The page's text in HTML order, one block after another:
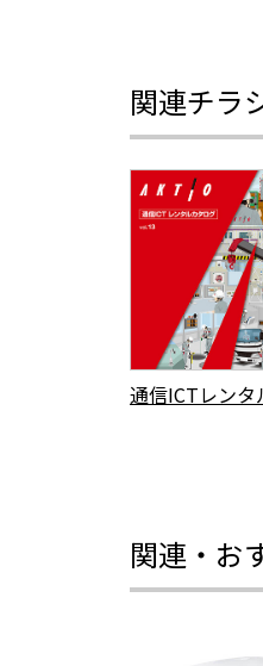
関連チラ
通信ICTレンタ
関連・お